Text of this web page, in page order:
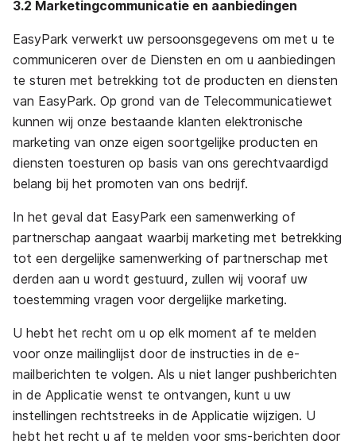
3.2 Marketingcommunicatie en aanbiedingen
EasyPark verwerkt uw persoonsgegevens om met u te
communiceren over de Diensten en om u aanbiedingen
te sturen met betrekking tot de producten en diensten
van EasyPark. Op grond van de Telecommunicatiewet
kunnen wij onze bestaande klanten elektronische
marketing van onze eigen soortgelijke producten en
diensten toesturen op basis van ons gerechtvaardigd
belang bij het promoten van ons bedrijf.
In het geval dat EasyPark een samenwerking of
partnerschap aangaat waarbij marketing met betrekking
tot een dergelijke samenwerking of partnerschap met
derden aan u wordt gestuurd, zullen wij vooraf uw
toestemming vragen voor dergelijke marketing.
U hebt het recht om u op elk moment af te melden
voor onze mailinglijst door de instructies in de e-
mailberichten te volgen. Als u niet langer pushberichten
in de Applicatie wenst te ontvangen, kunt u uw
instellingen rechtstreeks in de Applicatie wijzigen. U
hebt het recht u af te melden voor sms-berichten door